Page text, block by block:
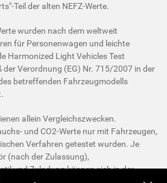
Teil der alten NEFZ-Werte.
wurden nach dem weltweit
für Personenwagen und leichte
Harmonized Light Vehicles Test
der Verordnung (EG) Nr. 715/2007 in der
betreffenden Fahrzeugmodells
allein Vergleichszwecken.
und CO2-Werte nur mit Fahrzeugen,
Verfahren getestet wurden. Je
(nach der Zulassung),
und Zuladung können sich in der